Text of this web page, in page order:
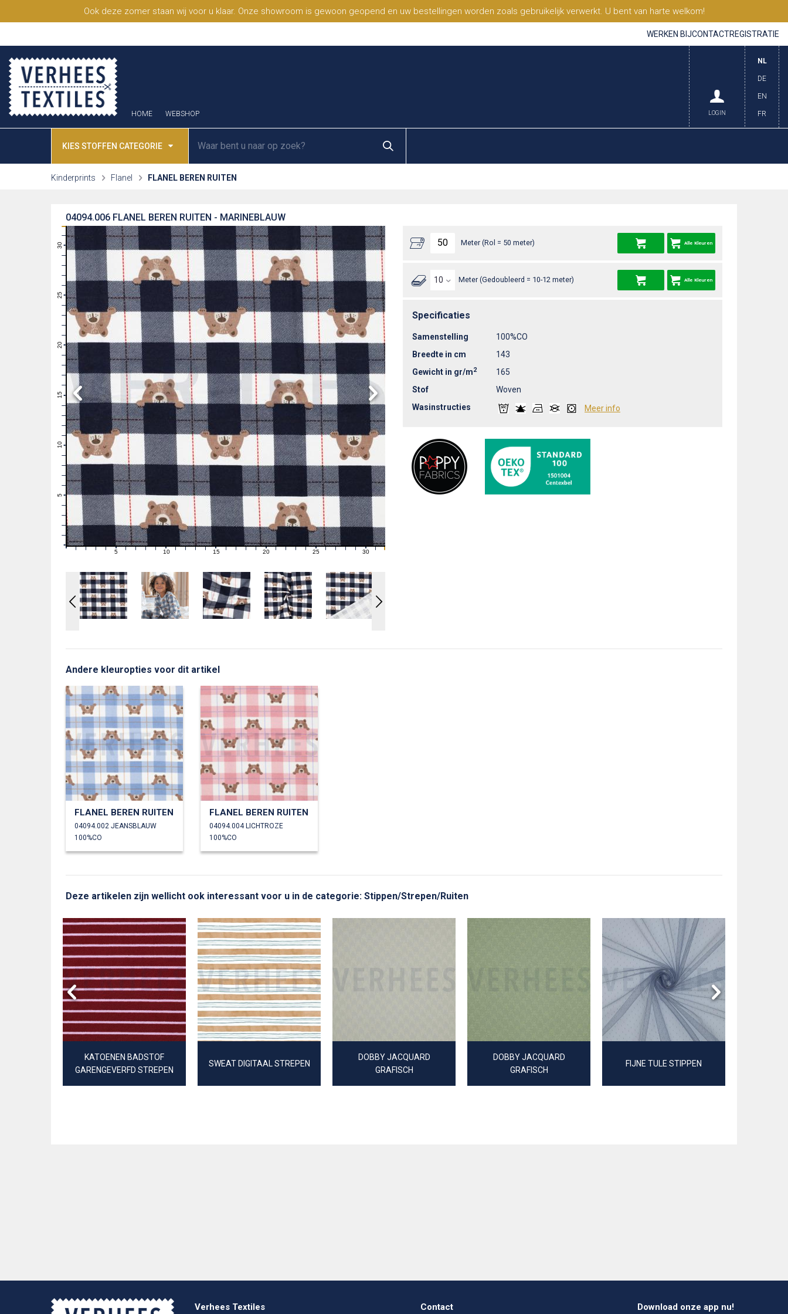
Ook deze zomer staan wij voor u klaar. Onze showroom is gewoon geopend en uw bestellingen worden zoals gebruikelijk verwerkt. U bent van harte welkom!
WERKEN BIJCONTACTREGISTRATIE
HOME WEBSHOP
NL
DE
EN
FR
LOGIN
KIES STOFFEN CATEGORIE
Kinderprints Flanel FLANEL BEREN RUITEN
FLANEL BEREN RUITEN - MARINEBLAUW
04094.006
0
1
2
5
6
7
10
11
12
13
14
15
16
17
18
19
20
21
22
23
24
25
26
27
28
29
30
31
0 1 2 3 4 5 6 7 8 9 11 12 13 14 15 16 17 18 19 20 21 22 23 24 25 26 27 28 29 31
Meter (Rol = 50 meter) Alle Kleuren
Meter (Gedoubleerd = 10-12 meter) Alle Kleuren
Specificaties
Samenstelling
100%CO
Breedte in cm
143
Gewicht in gr/m2
165
Stof
Woven
Wasinstructies
Meer info
Andere kleuropties voor dit artikel
FLANEL BEREN RUITEN
04094.002 JEANSBLAUW
100%CO
FLANEL BEREN RUITEN
04094.004 LICHTROZE
100%CO
Deze artikelen zijn wellicht ook interessant voor u in de categorie: Stippen/Strepen/Ruiten
KATOENEN BADSTOF
GARENGEVERFD STREPEN
SWEAT DIGITAAL STREPEN
DOBBY JACQUARD
GRAFISCH
DOBBY JACQUARD
GRAFISCH
FIJNE TULE STIPPEN
Verhees Textiles Contact Download onze app nu!